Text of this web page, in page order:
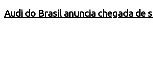
Audi do Brasil anuncia chegada